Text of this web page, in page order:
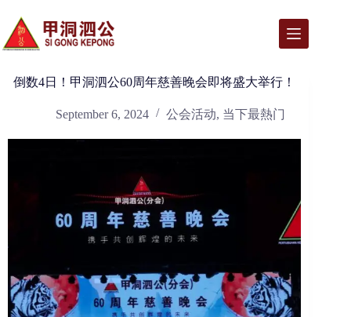
content
倒数4日！甲洞泗公60周年慈善晚会即将盛大举行！
September 6, 2024 公会活动, 当下最熱门